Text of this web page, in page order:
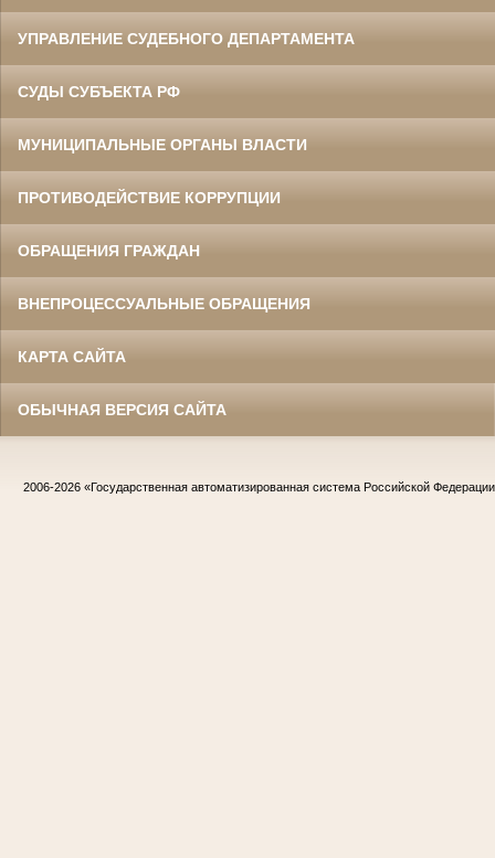
УПРАВЛЕНИЕ СУДЕБНОГО ДЕПАРТАМЕНТА
СУДЫ СУБЪЕКТА РФ
МУНИЦИПАЛЬНЫЕ ОРГАНЫ ВЛАСТИ
ПРОТИВОДЕЙСТВИЕ КОРРУПЦИИ
ОБРАЩЕНИЯ ГРАЖДАН
ВНЕПРОЦЕССУАЛЬНЫЕ ОБРАЩЕНИЯ
КАРТА САЙТА
ОБЫЧНАЯ ВЕРСИЯ САЙТА
2006-2026 «Государственная автоматизированная система Российской